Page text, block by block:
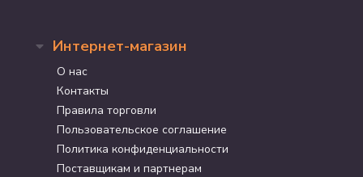
Интернет-магазин
О нас
Контакты
Правила торговли
Пользовательское соглашение
Политика конфиденциальности
Поставщикам и партнерам